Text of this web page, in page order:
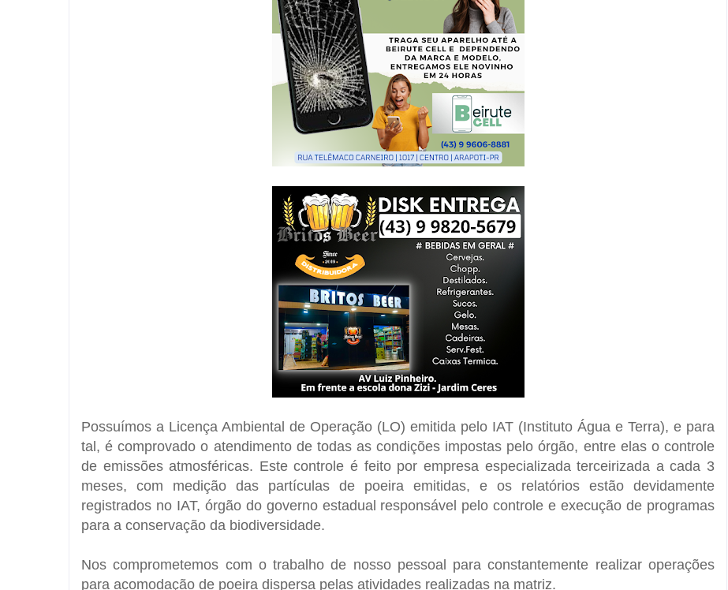
Possuímos a Licença Ambiental de Operação (LO) emitida pelo IAT (Instituto Água e Terra), e para
tal, é comprovado o atendimento de todas as condições impostas pelo órgão, entre elas o controle
de emissões atmosféricas. Este controle é feito por empresa especializada terceirizada a cada 3
meses, com medição das partículas de poeira emitidas, e os relatórios estão devidamente
registrados no IAT, órgão do governo estadual responsável pelo controle e execução de programas
para a conservação da biodiversidade.
Nos comprometemos com o trabalho de nosso pessoal para constantemente realizar operações
para acomodação de poeira dispersa pelas atividades realizadas na matriz.